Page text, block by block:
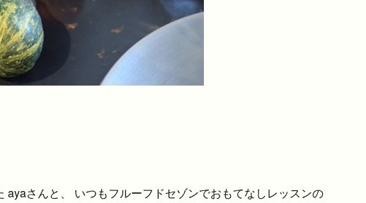
ayaさんと、 いつもフルーフドセゾンでおもてなしレッスンの